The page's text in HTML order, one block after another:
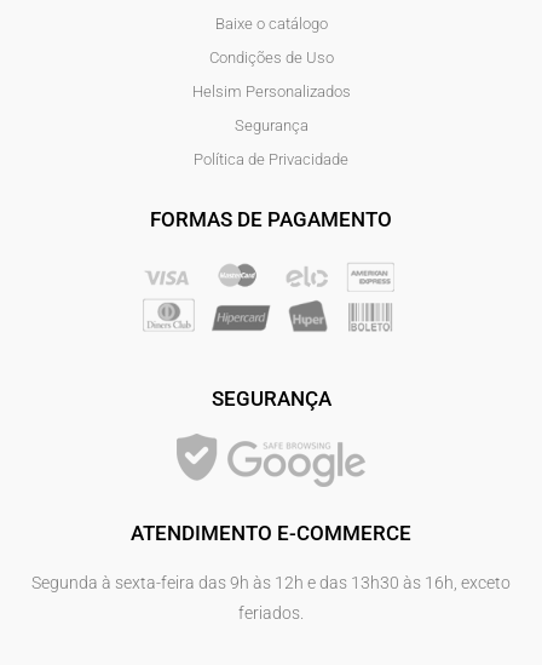
Baixe o catálogo
Condições de Uso
Helsim Personalizados
Segurança
Política de Privacidade
FORMAS DE PAGAMENTO
SEGURANÇA
ATENDIMENTO E-COMMERCE
Segunda à sexta-feira das 9h às 12h e das 13h30 às 16h, exceto
feriados.